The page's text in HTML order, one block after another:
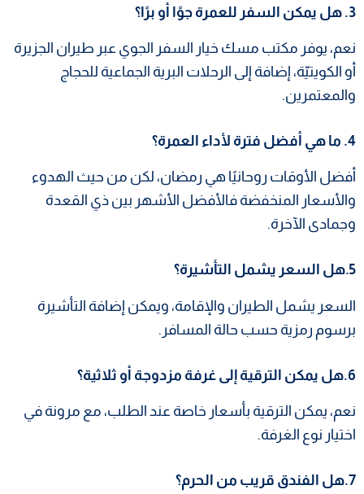
3. هل يمكن السفر للعمرة جوًا أو برًا؟
نعم، يوفر مكتب مسك خيار السفر الجوي عبر طيران الجزيرة
أو الكويتيّة، إضافة إلى الرحلات البرية الجماعية للحجاج
والمعتمرين.
4. ما هي أفضل فترة لأداء العمرة؟
أفضل الأوقات روحانيًا هي رمضان، لكن من حيث الهدوء
والأسعار المنخفضة فالأفضل الأشهر بين ذي القعدة
وجمادى الآخرة.
5.هل السعر يشمل التأشيرة؟
السعر يشمل الطيران والإقامة، ويمكن إضافة التأشيرة
برسوم رمزية حسب حالة المسافر.
6.هل يمكن الترقية إلى غرفة مزدوجة أو ثلاثية؟
نعم، يمكن الترقية بأسعار خاصة عند الطلب، مع مرونة في
اختيار نوع الغرفة.
7.هل الفندق قريب من الحرم؟